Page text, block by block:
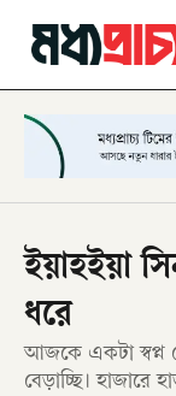
ইয়াহইয়া
ধরে
আজকে একটা স্বপ্ন
বেড়াচ্ছি। হাজারে